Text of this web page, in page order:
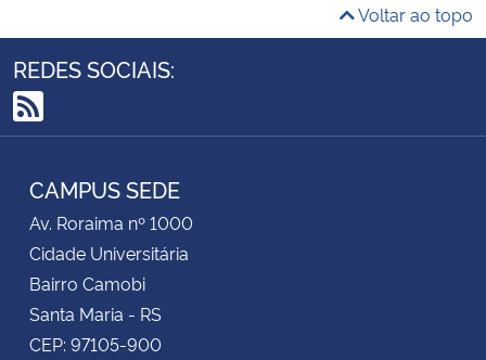
Voltar ao topo
REDES SOCIAIS:
RSS
CAMPUS SEDE
Av. Roraima nº 1000
Cidade Universitária
Bairro Camobi
Santa Maria - RS
CEP: 97105-900